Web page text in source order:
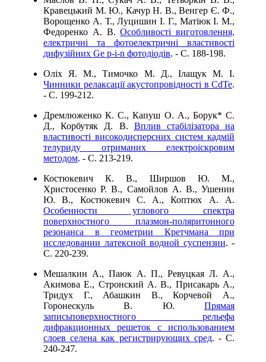
Кравецький М. Ю., Качур Н. В., Венгер Є. Ф.,
Ворощенко А. Т., Луцишин І. Г., Матіюк І. М.,
Федоренко А. В.Особливості виготовлення,
електричні та фотоелектричні властивості
дифузійних Ge p-i-n фотодіодів. - C. 188-198.
Оліх Я. М., Тимочко М. Д., Ілащук М. І.
Чинники релаксації акустопровідності в CdTe.
- C. 199-212.
Дремлюженко К. С., Капуш О. А., Борук* С.
Д., Корбутяк Д. В. Вплив стабілізатора на
властивості високодисперсних систем кадмій
телуриду отриманих електроіскровим
методом. - C. 213-219.
Костюкевич К. В., Ширшов Ю. М.,
Христосенко Р. В., Самойлов А. В., Ушенин
Ю. В., Костюкевич С. А., Коптюх А. А.
Особенности углового спектра
поверхностного плазмон-поляритонного
резонанса в геометрии Кретчмана при
исследовании латексной водной суспензии. -
C. 220-239.
Мешалкин А., Паюк А. П., Ревуцкая Л. А.,
Акимова Е., Стронский А. В., Присакарь А.,
Тридух Г., Абашкин В., Корчевой А.,
Горонескуль В. Ю. Прямая
записьповерхностного рельефа
дифракционных решеток с использованием
слоев селена как регистрирующих сред. - C.
240-247.